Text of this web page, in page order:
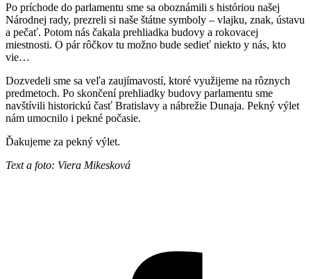
Po príchode do parlamentu sme sa oboznámili s históriou našej
Národnej rady, prezreli si naše štátne symboly – vlajku, znak, ústavu
a pečať. Potom nás čakala prehliadka budovy a rokovacej
miestnosti. O pár rôčkov tu možno bude sedieť niekto y nás, kto
vie…
Dozvedeli sme sa veľa zaujímavostí, ktoré využijeme na rôznych
predmetoch. Po skončení prehliadky budovy parlamentu sme
navštívili historickú časť Bratislavy a nábrežie Dunaja. Pekný výlet
nám umocnilo i pekné počasie.
Ďakujeme za pekný výlet.
Text a foto: Viera Mikesková